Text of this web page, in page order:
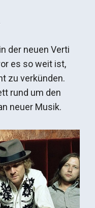
der neuen Verti
es so weit ist,
zu verkünden.
rund um den
neuer Musik.